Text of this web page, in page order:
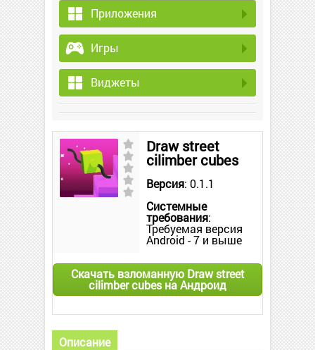
Приложения
Игры
Виджеты
Draw street
cilimber cubes
Версия: 0.1.1
Системные
требования:
Требуемая версия
Android - 7 и выше
Скачать взломанную Draw street
cilimber cubes на Андроид
Описание